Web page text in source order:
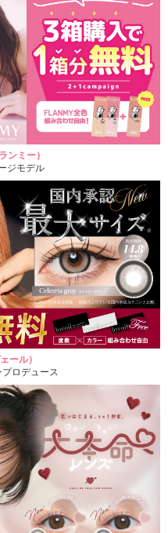
ンミー）
ジモデル
ール）
ロデュース